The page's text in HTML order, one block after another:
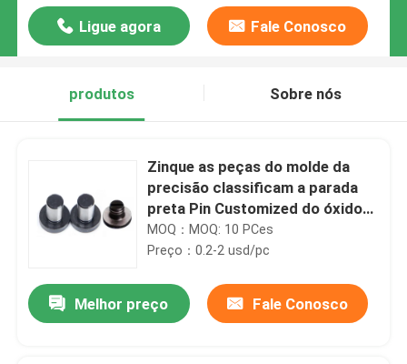
Ligue agora Fale Conosco
produtos Sobre nós
Zinque as peças do molde da
precisão classificam a parada
preta Pin Customized do óxido
4,8
MOQ：MOQ: 10 PCes
Preço：0.2-2 usd/pc
Melhor preço Fale Conosco